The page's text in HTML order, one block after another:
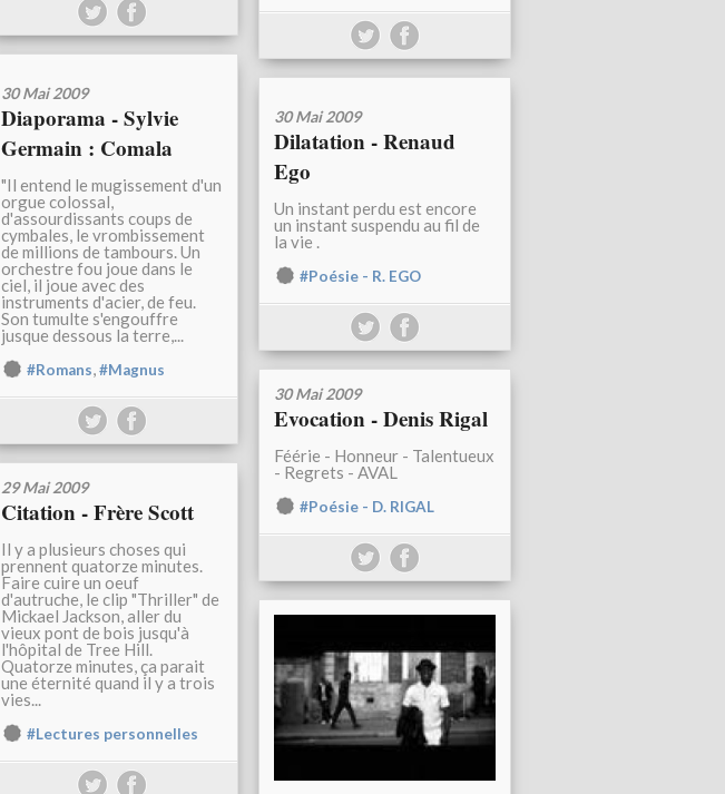
30 Mai 2009
Diaporama - Sylvie
Germain : Comala
"Il entend le mugissement d'un
orgue colossal,
d'assourdissants coups de
cymbales, le vrombissement
de millions de tambours. Un
orchestre fou joue dans le
ciel, il joue avec des
instruments d'acier, de feu.
Son tumulte s'engouffre
jusque dessous la terre,...
#Romans,#Magnus
30 Mai 2009
Dilatation - Renaud
Ego
Un instant perdu est encore
un instant suspendu au fil de
la vie .
#Poésie - R. EGO
30 Mai 2009
Evocation - Denis Rigal
Féérie - Honneur - Talentueux
- Regrets - AVAL
#Poésie - D. RIGAL
29 Mai 2009
Citation - Frère Scott
Il y a plusieurs choses qui
prennent quatorze minutes.
Faire cuire un oeuf
d'autruche, le clip "Thriller" de
Mickael Jackson, aller du
vieux pont de bois jusqu'à
l'hôpital de Tree Hill.
Quatorze minutes, ça parait
une éternité quand il y a trois
vies...
#Lectures personnelles